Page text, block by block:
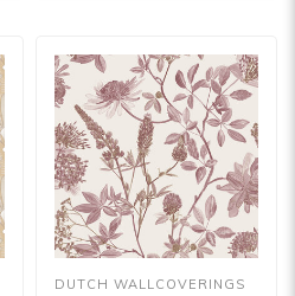
DUTCH WALLCOVERINGS